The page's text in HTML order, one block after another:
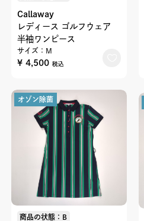
Callaway
レディース ゴルフウェア
半袖ワンピース
サイズ：M
¥ 4,500 税込
オゾン除菌
商品の状態：B